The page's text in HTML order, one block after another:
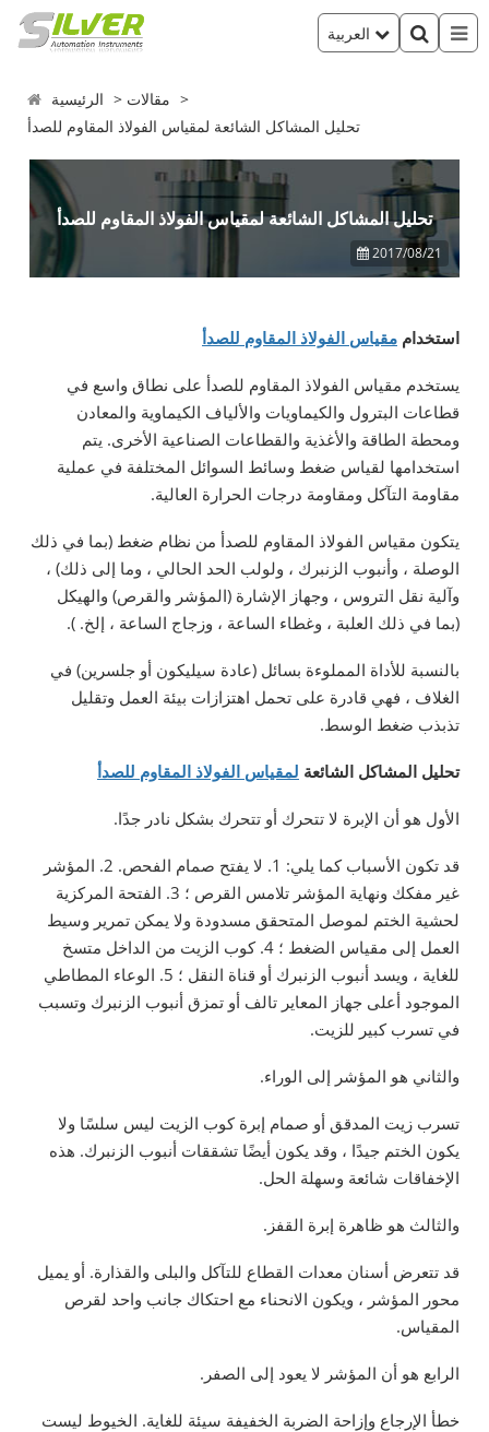
الرئيسية
مقالات
تحليل المشاكل الشائعة لمقياس الفولاذ المقاوم للصدأ
تحليل المشاكل الشائعة لمقياس الفولاذ المقاوم للصدأ
2017/08/21
استخدام مقياس الفولاذ المقاوم للصدأ
يستخدم مقياس الفولاذ المقاوم للصدأ على نطاق واسع في
قطاعات البترول والكيماويات والألياف الكيماوية والمعادن
ومحطة الطاقة والأغذية والقطاعات الصناعية الأخرى. يتم
استخدامها لقياس ضغط وسائط السوائل المختلفة في عملية
مقاومة التآكل ومقاومة درجات الحرارة العالية.
يتكون مقياس الفولاذ المقاوم للصدأ من نظام ضغط (بما في ذلك
الوصلة ، وأنبوب الزنبرك ، ولولب الحد الحالي ، وما إلى ذلك) ،
وآلية نقل التروس ، وجهاز الإشارة (المؤشر والقرص) والهيكل
(بما في ذلك العلبة ، وغطاء الساعة ، وزجاج الساعة ، إلخ. ).
بالنسبة للأداة المملوءة بسائل (عادة سيليكون أو جلسرين) في
الغلاف ، فهي قادرة على تحمل اهتزازات بيئة العمل وتقليل
تذبذب ضغط الوسط.
تحليل المشاكل الشائعة لمقياس الفولاذ المقاوم للصدأ
الأول هو أن الإبرة لا تتحرك أو تتحرك بشكل نادر جدًا.
قد تكون الأسباب كما يلي: 1. لا يفتح صمام الفحص. 2. المؤشر
غير مفكك ونهاية المؤشر تلامس القرص ؛ 3. الفتحة المركزية
لحشية الختم لموصل المتحقق مسدودة ولا يمكن تمرير وسيط
العمل إلى مقياس الضغط ؛ 4. كوب الزيت من الداخل متسخ
للغاية ، ويسد أنبوب الزنبرك أو قناة النقل ؛ 5. الوعاء المطاطي
الموجود أعلى جهاز المعاير تالف أو تمزق أنبوب الزنبرك وتسبب
في تسرب كبير للزيت.
والثاني هو المؤشر إلى الوراء.
تسرب زيت المدقق أو صمام إبرة كوب الزيت ليس سلسًا ولا
يكون الختم جيدًا ، وقد يكون أيضًا تشققات أنبوب الزنبرك. هذه
الإخفاقات شائعة وسهلة الحل.
والثالث هو ظاهرة إبرة القفز.
قد تتعرض أسنان معدات القطاع للتآكل والبلى والقذارة. أو يميل
محور المؤشر ، ويكون الانحناء مع احتكاك جانب واحد لقرص
المقياس.
الرابع هو أن المؤشر لا يعود إلى الصفر.
خطأ الإرجاع وإزاحة الضربة الخفيفة سيئة للغاية. الخيوط ليست